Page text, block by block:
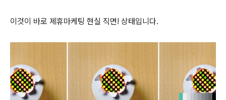
이것이 바로 제휴마케팅 현실 직면! 상태입니다.